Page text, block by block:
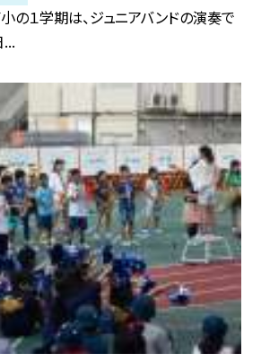
小の１学期は、ジュニアバンドの演奏で
...